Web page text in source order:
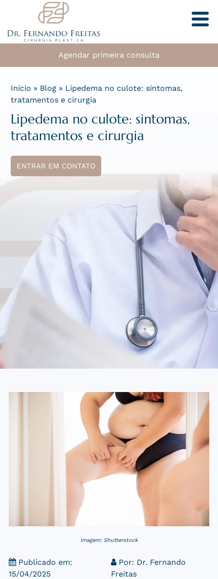
Agendar primeira consulta
Início » Blog » Lipedema no culote: sintomas,
tratamentos e cirurgia
Lipedema no culote: sintomas,
tratamentos e cirurgia
ENTRAR EM CONTATO
Imagem: Shutterstock
Publicado em:
15/04/2025
Por: Dr. Fernando
Freitas